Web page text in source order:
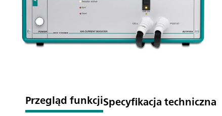
Przegląd funkcjiSpecyfikacja techniczna